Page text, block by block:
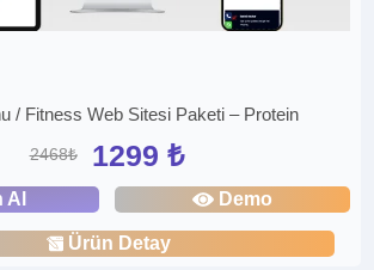
/ Fitness Web Sitesi Paketi – Protein
2468₺ 1299 ₺
Al Demo
Ürün Detay